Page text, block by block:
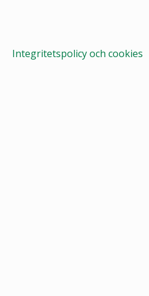
Integritetspolicy och cookies